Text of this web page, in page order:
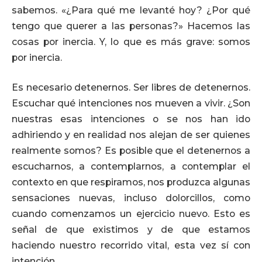
sabemos. «¿Para qué me levanté hoy? ¿Por qué
tengo que querer a las personas?» Hacemos las
cosas por inercia. Y, lo que es más grave: somos
por inercia.
Es necesario detenernos. Ser libres de detenernos.
Escuchar qué intenciones nos mueven a vivir. ¿Son
nuestras esas intenciones o se nos han ido
adhiriendo y en realidad nos alejan de ser quienes
realmente somos? Es posible que el detenernos a
escucharnos, a contemplarnos, a contemplar el
contexto en que respiramos, nos produzca algunas
sensaciones nuevas, incluso dolorcillos, como
cuando comenzamos un ejercicio nuevo. Esto es
señal de que existimos y de que estamos
haciendo nuestro recorrido vital, esta vez sí con